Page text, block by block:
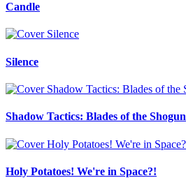
Candle
Silence
Shadow Tactics: Blades of the Shogun
Holy Potatoes! We're in Space?!